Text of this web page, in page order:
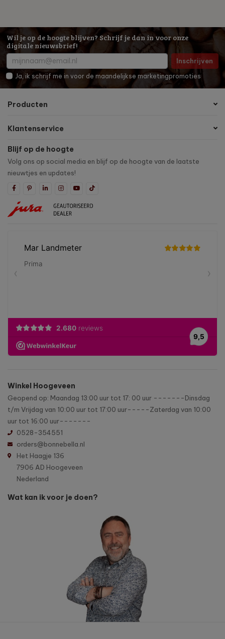
Wil je op de hoogte blijven? Schrijf je dan in voor onze
digitale nieuwsbrief!
Inschrijven
Ja, ik schrijf me in voor de maandelijkse marketingpromoties
Producten
Klantenservice
Blijf op de hoogte
Volg ons op social media en blijf op de hoogte van de laatste
nieuwtjes en updates!
Winkel Hoogeveen
Geopend op: Maandag 13:00 uur tot 17: 00 uur -------Dinsdag
t/m Vrijdag van 10:00 uur tot 17:00 uur-----Zaterdag van 10:00
uur tot 16:00 uur-------
0528-354551
orders@bonnebella.nl
Het Haagje 136
7906 AD Hoogeveen
Nederland
Wat kan ik voor je doen?